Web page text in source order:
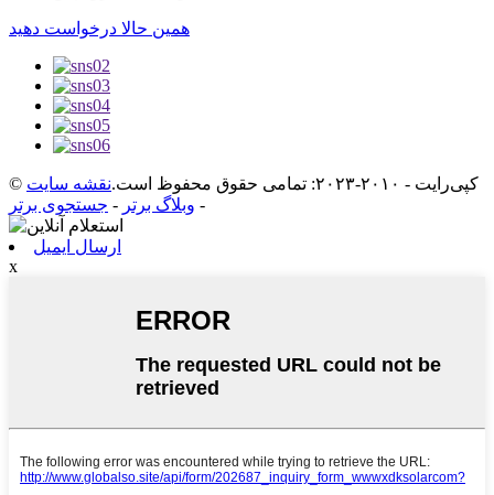
همین حالا درخواست دهید
© کپی‌رایت - ۲۰۱۰-۲۰۲۳: تمامی حقوق محفوظ است.
نقشه سایت
- وبلاگ برتر - جستجوی برتر
ارسال ایمیل
x